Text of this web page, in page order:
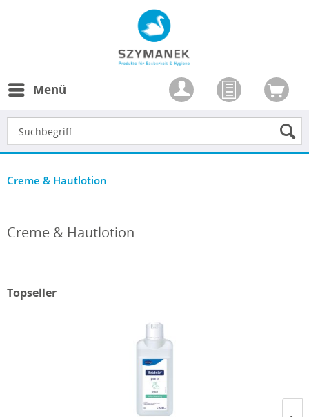
Menü
Creme & Hautlotion
Creme & Hautlotion
Topseller